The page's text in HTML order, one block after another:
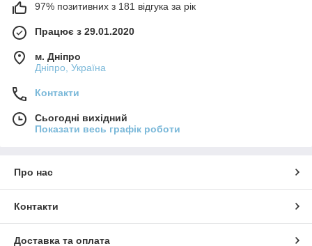
97% позитивних з 181 відгука за рік
Працює з 29.01.2020
м. Дніпро
Дніпро, Україна
Контакти
Сьогодні вихідний
Показати весь графік роботи
Про нас
Контакти
Доставка та оплата